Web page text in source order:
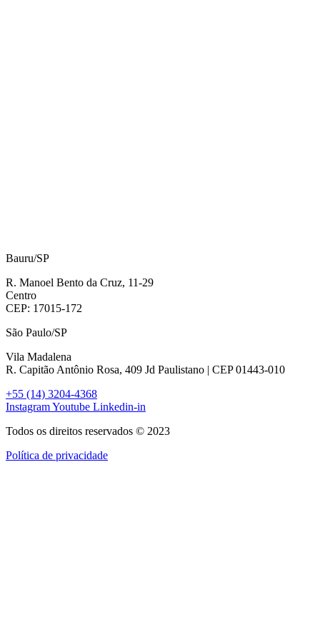
Bauru/SP
R. Manoel Bento da Cruz, 11-29
Centro
CEP: 17015-172
São Paulo/SP
Vila Madalena
R. Capitão Antônio Rosa, 409 Jd Paulistano | CEP 01443-010
+55 (14) 3204-4368
InstagramYoutube Linkedin-in
Todos os direitos reservados © 2023
Política de privacidade